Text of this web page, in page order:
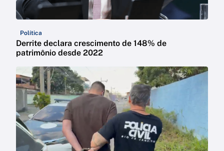
Política
Derrite declara crescimento de 148% de
patrimônio desde 2022